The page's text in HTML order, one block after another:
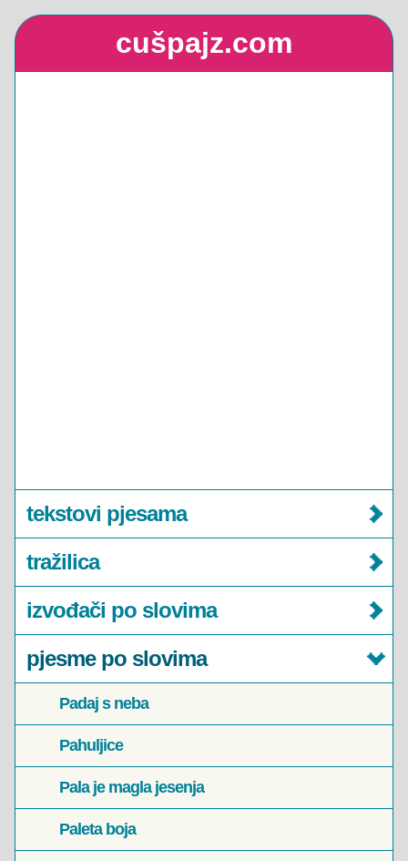
cušpajz.com
tekstovi pjesama
tražilica
izvođači po slovima
pjesme po slovima
Padaj s neba
Pahuljice
Pala je magla jesenja
Paleta boja